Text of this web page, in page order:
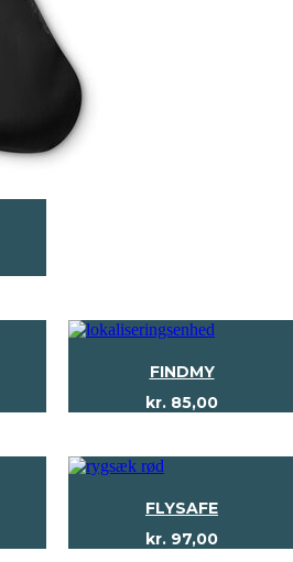
FINDMY
kr. 85,00
FLYSAFE
kr. 97,00